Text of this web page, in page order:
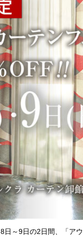
～9日の2日間、「ア